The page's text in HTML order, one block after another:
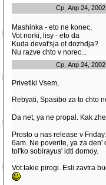
Ср, Апр 24,
Mashinka - eto ne konec,
Vot norki, lisy - eto da
Kuda devat'sja ot dozhdja?
Nu razve chto v norec...
Ср, Апр 24,
Privetiki Vsem,
Rebyati, Spasibo za to chto
Da net, ya ne propal. Kak
Prosto u nas release v
6am. Ne poverite, ya za
tol'ko sobirayus' idti domoy.
Vot takie pirogi. Esli zavtra